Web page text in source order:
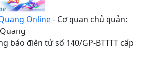
Online- Cơ quan chủ quản:
báo điện tử số 140/GP-BTTTT cấp